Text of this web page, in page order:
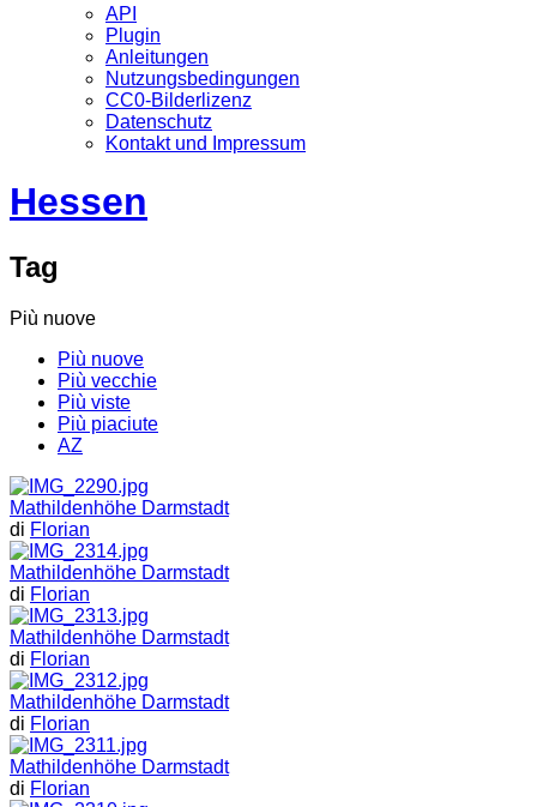
API
Plugin
Anleitungen
Nutzungsbedingungen
CC0-Bilderlizenz
Datenschutz
Kontakt und Impressum
Hessen
Tag
Più nuove
Più nuove
Più vecchie
Più viste
Più piaciute
AZ
Mathildenhöhe Darmstadt
di Florian
Mathildenhöhe Darmstadt
di Florian
Mathildenhöhe Darmstadt
di Florian
Mathildenhöhe Darmstadt
di Florian
Mathildenhöhe Darmstadt
di Florian